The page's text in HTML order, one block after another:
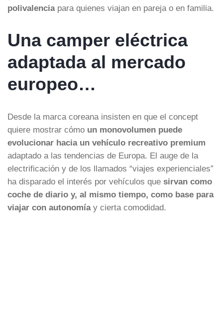
polivalenciapara quienes viajan en pareja o en familia.
Una camper eléctrica
adaptada al mercado
europeo…
Desde la marca coreana insisten en que el concept
quiere mostrar cómo un monovolumen puede
evolucionar hacia un vehículo recreativo premium
adaptado a las tendencias de Europa. El auge de la
electrificación y de los llamados “viajes experienciales”
ha disparado el interés por vehículos que sirvan como
coche de diario y, al mismo tiempo, como base para
viajar con autonomíay cierta comodidad.